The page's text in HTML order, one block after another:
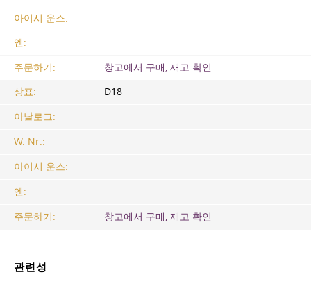
아이시 운스:
엔:
주문하기:
창고에서 구매, 재고 확인
상표:
D18
아날로그:
W. Nr.:
아이시 운스:
엔:
주문하기:
창고에서 구매, 재고 확인
관련성